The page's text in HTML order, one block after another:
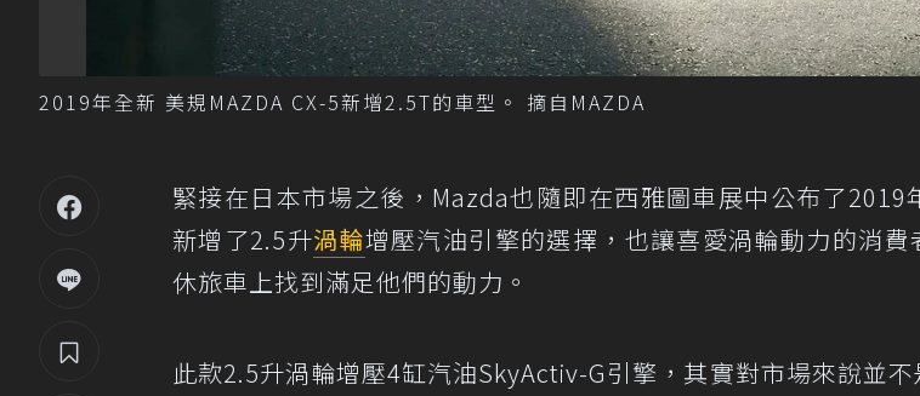
2019年全新 美規MAZDA CX-5新增2.5T的車型。 摘自MAZDA
緊接在日本市場之後，Mazda也隨即在西雅圖車展中公布了2019
新增了2.5升渦輪增壓汽油引擎的選擇，也讓喜愛渦輪動力的消費
休旅車上找到滿足他們的動力。
此款2.5升渦輪增壓4缸汽油SkyActiv-G引擎，其實對市場來說並